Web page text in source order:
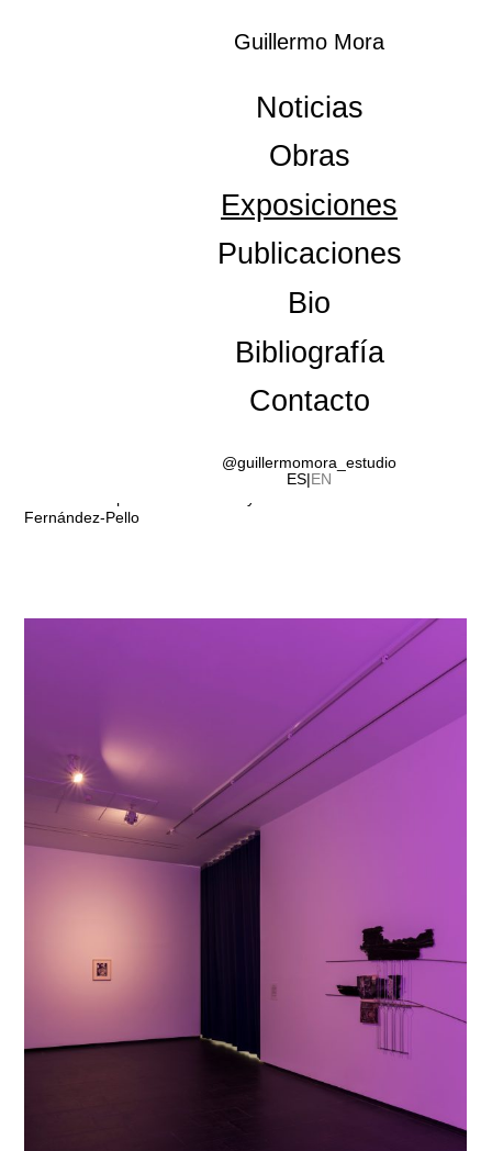
Guillermo Mora
Noticias
Obras
Exposiciones
Publicaciones
Bio
Bibliografía
Contacto
@guillermomora_estudio
ES EN
Querer parecer noche
Lara Almarcegui, Elena Alonso, June Crespo,
Doiz, Patricia Esquivias, Javbier Fresneda, Nuria
Juan López, Fran Meana, Momu & No Es,
Guillermo Mora, Kiko Pérez, Belén Rodriguez,
Solar, Miquel Ángel Tornero, Belén Zahera, etc.
Fernández-Pello